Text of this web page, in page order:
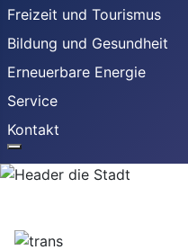
Freizeit und Tourismus
Bildung und Gesundheit
Erneuerbare Energie
Service
Kontakt